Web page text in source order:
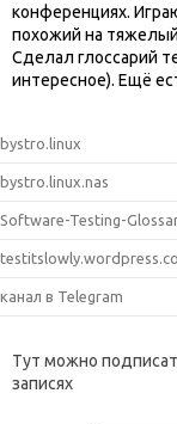
конференциях.
похожий на
Сделал глоссарий
интересное). Ещё
bystro.linux
bystro.linux.nas
Software-Testing-
канал в Telegram
Тут можно
записях